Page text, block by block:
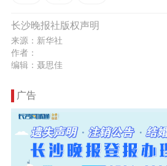
长沙晚报社版权声明
来源：新华社
作者：
编辑：聂思佳
广告